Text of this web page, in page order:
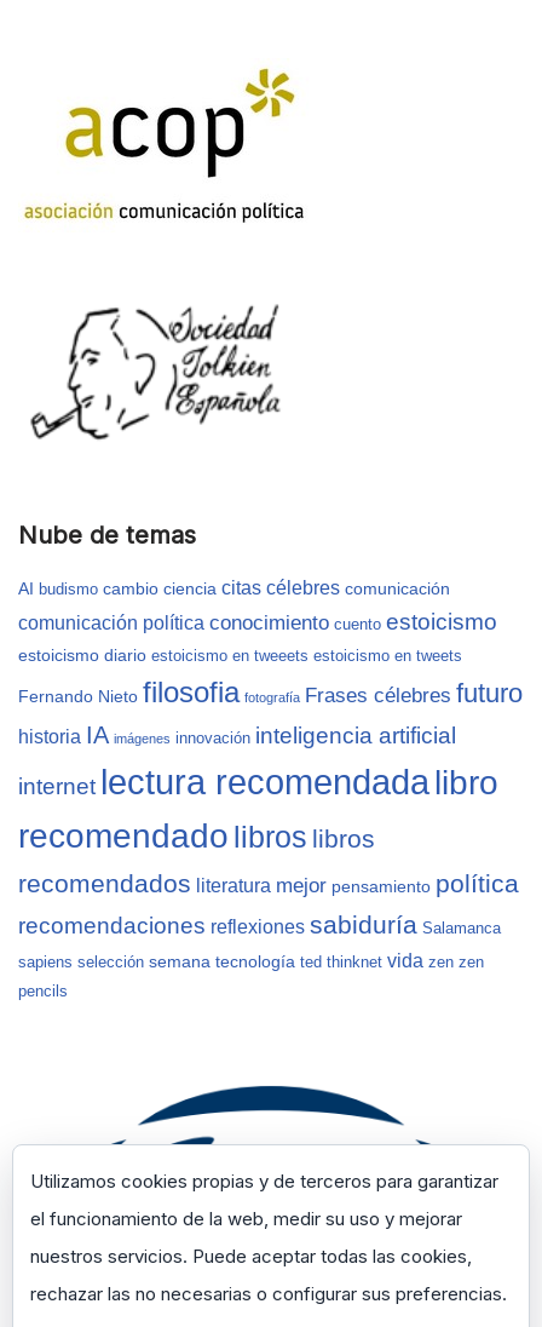
Nube de temas
AI budismo cambio ciencia citas célebres comunicación
comunicación política conocimiento cuento estoicismo
estoicismo diario estoicismo en tweeets estoicismo en tweets
Fernando Nieto filosofia fotografía Frases célebres futuro
historia IA imágenes innovación inteligencia artificial
internet lectura recomendadalibro
recomendado libros libros
recomendados literatura mejor pensamiento política
recomendaciones reflexiones sabiduría Salamanca
sapiens selección semana tecnología ted thinknet vida zen zen
pencils
Utilizamos cookies propias y de terceros para garantizar
el funcionamiento de la web, medir su uso y mejorar
nuestros servicios. Puede aceptar todas las cookies,
rechazar las no necesarias o configurar sus preferencias.